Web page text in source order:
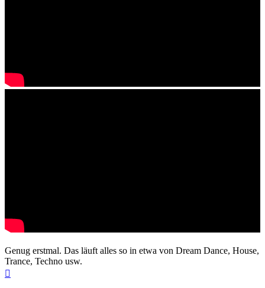
Genug erstmal. Das läuft alles so in etwa von Dream Dance, House,
Trance, Techno usw.